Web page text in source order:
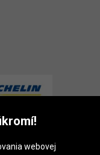
webovej